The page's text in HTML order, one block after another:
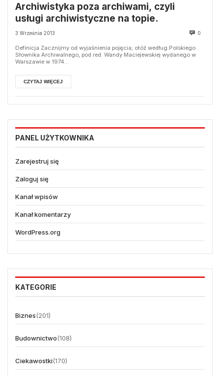
Archiwistyka poza archiwami, czyli
usługi archiwistyczne na topie.
3 Września 2013 0
Definicja Zacznijmy od wyjaśnienia pojęcia; otóż według Polskiego
Słownika Archiwalnego, pod red. Wandy Maciejewskiej wydanego w
Warszawie w 1974...
CZYTAJ WIĘCEJ
PANEL UŻYTKOWNIKA
Zarejestruj się
Zaloguj się
Kanał wpisów
Kanał komentarzy
WordPress.org
KATEGORIE
Biznes(201)
Budownictwo(108)
Ciekawostki(170)